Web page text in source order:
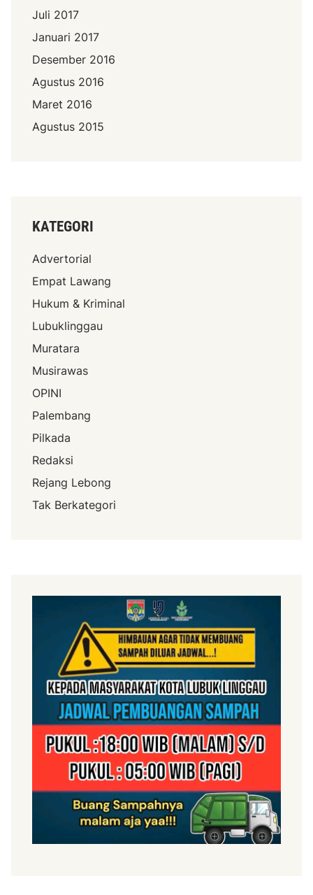
Juli 2017
Januari 2017
Desember 2016
Agustus 2016
Maret 2016
Agustus 2015
KATEGORI
Advertorial
Empat Lawang
Hukum & Kriminal
Lubuklinggau
Muratara
Musirawas
OPINI
Palembang
Pilkada
Redaksi
Rejang Lebong
Tak Berkategori